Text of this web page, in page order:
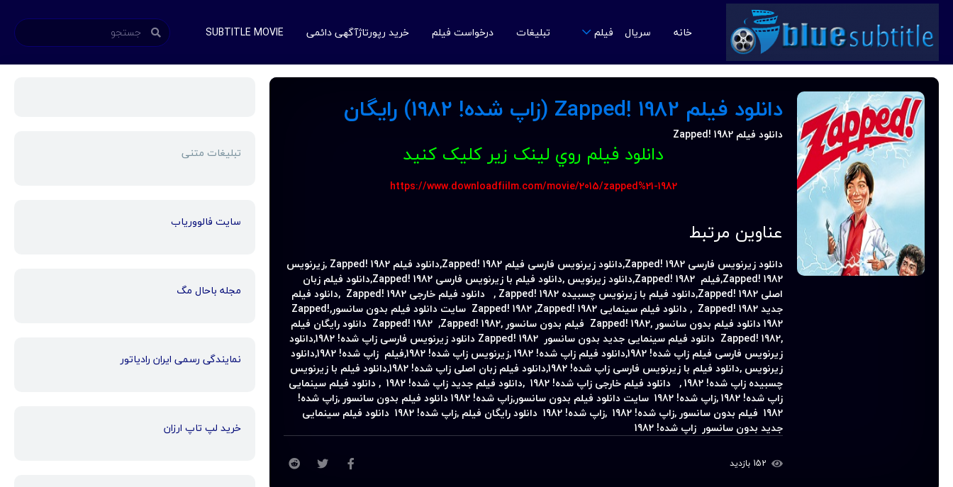
خانه سریال فیلم تبلیغات درخواست فیلم خرید رپورتاژآگهی دائمی SUBTITLE MOVIE
دانلود فیلم Zapped! 1982 (زاپ شده! 1982) رایگان
دانلود فیلم Zapped! 1982
دانلود فيلم روي لينک زير کليک کنيد
https://www.downloadfiilm.com/movie/2015/zapped%21-1982
عناوین مرتبط
دانلود زیرنویس فارسی Zapped! 1982,دانلود زیرنویس فارسی فیلم Zapped! 1982,دانلود فیلم Zapped! 1982 , زیرنویس
Zapped! 1982, فیلم Zapped! 1982,دانلود زیرنویس ,دانلود فیلم با زیرنویس فارسی Zapped! 1982,دانلود فیلم زبان
اصلی Zapped! 1982,دانلود فیلم با زیرنویس چسبیده Zapped! 1982
, دانلود فیلم خارجی Zapped! 1982 ,دانلود فیلم
جدیدZapped! 1982 , دانلود فیلم سینمایی Zapped! 1982,Zapped! 1982 سایت دانلود فیلم بدون سانسور,Zapped!
1982دانلود فیلم بدون سانسور ,Zapped! 1982 فیلم بدون سانسور ,Zapped! 1982 ,Zapped! 1982 دانلود رایگان فیلم
,
Zapped! 1982 دانلود فیلم سینمایی جدید بدون سانسور Zapped! 1982 دانلود زیرنویس فارسی زاپ شده! 1982 ,دانلود
زیرنویس فارسی فیلم زاپ شده! 1982 ,دانلود فیلم زاپ شده! 1982 ,زیرنویس زاپ شده! 1982 ,فیلم زاپ شده! 1982 ,دانلود
زیرنویس ,دانلود فیلم با زیرنویس فارسی زاپ شده! 1982 ,دانلود فیلم زبان اصلی زاپ شده! 1982 ,دانلود فیلم با زیرنویس
چسبیده زاپ شده! 1982 , دانلود فیلم خارجی زاپ شده! 1982 ,دانلود فیلم جدید زاپ شده! 1982
, دانلود فیلم سینمایی
زاپ شده! 1982 ,زاپ شده! 1982 سایت دانلود فیلم بدون سانسور,زاپ شده! 1982 دانلود فیلم بدون سانسور ,زاپ شده!
1982 فیلم بدون سانسور ,زاپ شده! 1982
,
زاپ شده! 1982 دانلود رایگان فیلم ,زاپ شده! 1982 دانلود فیلم سینمایی
جدید بدون سانسور زاپ شده! 1982
تبلیغات متنی
سایت فالووریاب
مجله باحال مگ
نمایندگی رسمی ایران رادیاتور
خرید لپ تاپ ارزان